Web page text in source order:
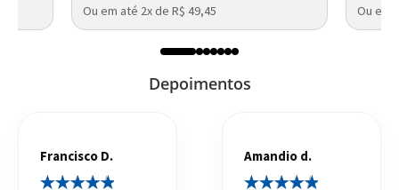
Ou em até 2x de R$ 49,45 Ou em
Depoimentos
Francisco D. Amandio d.